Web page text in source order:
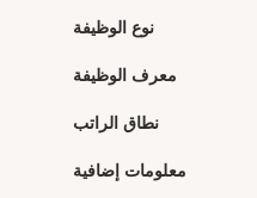
نوع الوظيفة
معرف الوظيفة
نطاق الراتب
معلومات إضافية